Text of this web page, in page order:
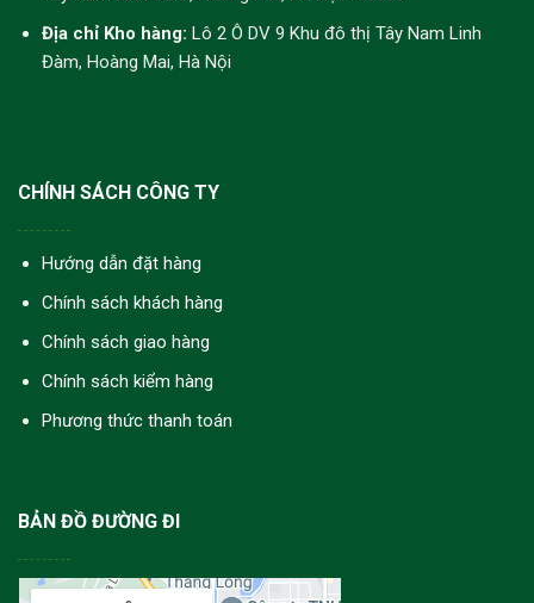
Địa chỉ Kho hàng: Lô 2 Ô DV 9 Khu đô thị Tây Nam Linh
Đàm, Hoàng Mai, Hà Nội
CHÍNH SÁCH CÔNG TY
Hướng dẫn đặt hàng
Chính sách khách hàng
Chính sách giao hàng
Chính sách kiểm hàng
Phương thức thanh toán
BẢN ĐỒ ĐƯỜNG ĐI